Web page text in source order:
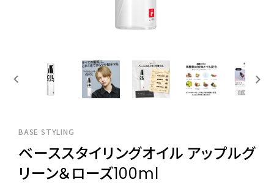
BASE STYLING
ベーススタイリングオイル アップルグ
リーン＆ローズ100ml